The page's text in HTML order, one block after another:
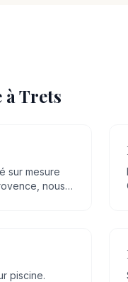
àTrets
sur mesure
nous
piscine.